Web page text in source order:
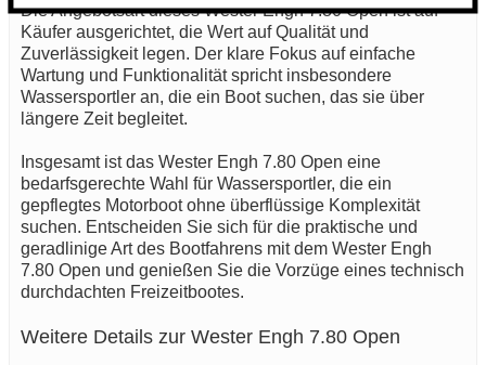
Die Angebotsart dieses Wester Engh 7.80 Open ist auf
Käufer ausgerichtet, die Wert auf Qualität und
Zuverlässigkeit legen. Der klare Fokus auf einfache
Wartung und Funktionalität spricht insbesondere
Wassersportler an, die ein Boot suchen, das sie über
längere Zeit begleitet.
Insgesamt ist das Wester Engh 7.80 Open eine
bedarfsgerechte Wahl für Wassersportler, die ein
gepflegtes Motorboot ohne überflüssige Komplexität
suchen. Entscheiden Sie sich für die praktische und
geradlinige Art des Bootfahrens mit dem Wester Engh
7.80 Open und genießen Sie die Vorzüge eines technisch
durchdachten Freizeitbootes.
Weitere Details zur Wester Engh 7.80 Open